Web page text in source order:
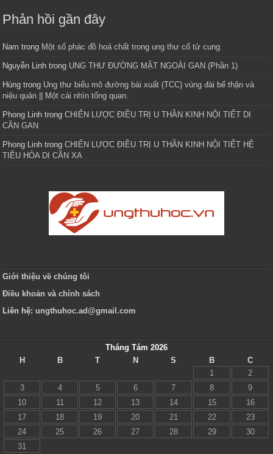
Phản hồi gần đây
Nam trong Một số phác đồ hoá chất trong ung thư cổ tử cung
Nguyễn Linh trong UNG THƯ ĐƯỜNG MẬT NGOÀI GAN (Phần 1)
Hùng trong Ung thư biểu mô đường bài xuất (TCC) vùng đài bể thận và
niệu quản || Một cái nhìn tổng quan.
Phong Linh trongCHIẾN LƯỢC ĐIỀU TRỊ U THẦN KINH NỘI TIẾT DI
CĂN GAN
Phong Linh trongCHIẾN LƯỢC ĐIỀU TRỊ U THẦN KINH NỘI TIẾT HỆ
TIÊU HÓA DI CĂN XA
Giới thiệu về chúng tôi
Điều khoản và chính sách
Liên hệ:ungthuhoc.ad@gmail.com
Tháng Tám 2026
H
B T N S B
C
1
2
3
4 5 6 7 8
9
10
11 12 13 14 15
16
17
18 19 20 21 22
23
24
25 26 27 28 29
30
31